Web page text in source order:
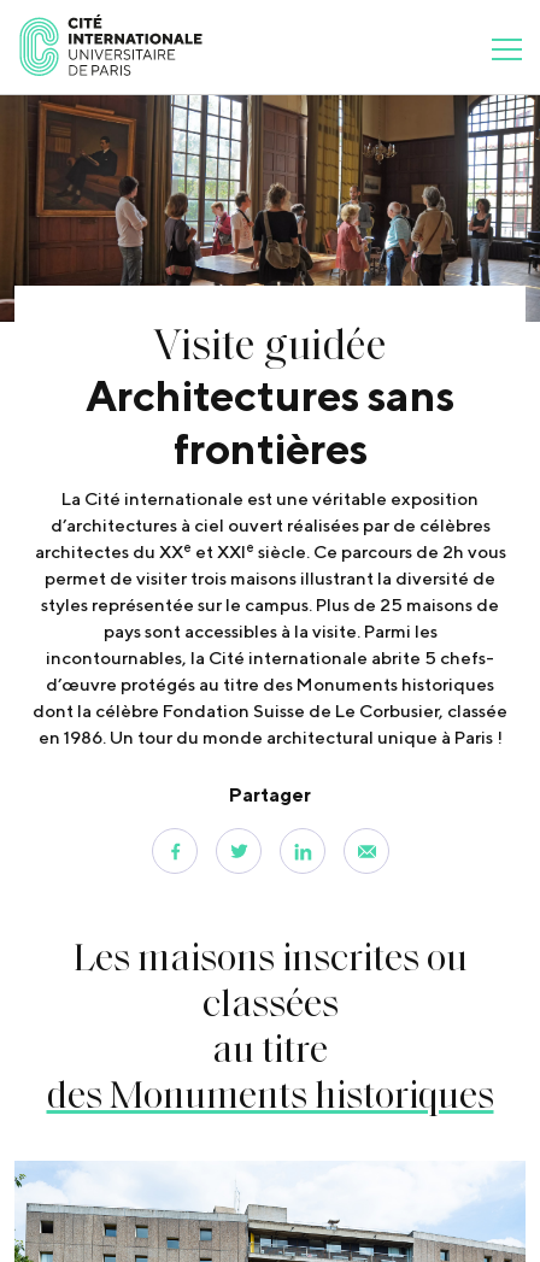
Visite guidée
Architectures sans
frontières
La Cité internationale est une véritable exposition
d’architectures à ciel ouvert réalisées par de célèbres
architectes du XXe et XXIe siècle. Ce parcours de 2h vous
permet de visiter trois maisons illustrant la diversité de
styles représentée sur le campus. Plus de 25 maisons de
pays sont accessibles à la visite. Parmi les
incontournables, la Cité internationale abrite 5 chefs-
d’œuvre protégés au titre des Monuments historiques
dont la célèbre Fondation Suisse de Le Corbusier, classée
en 1986. Un tour du monde architectural unique à Paris !
Partager
Les maisons inscrites ou
classées
au titre
des Monuments historiques